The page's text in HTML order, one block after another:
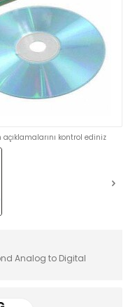
Analog to Digital
kontrol ediniz